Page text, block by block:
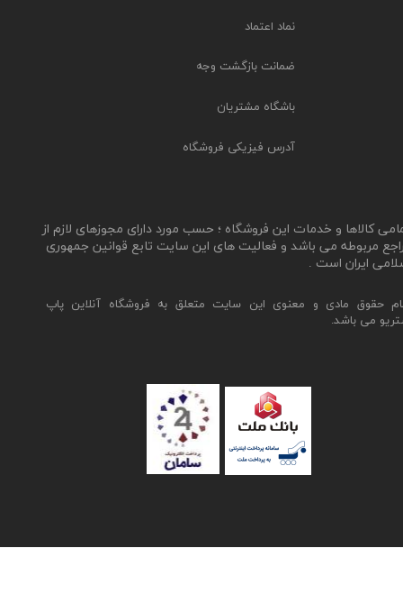
حقوق مادی و معنوی این سایت متعلق به فروشگاه آنلاین پاپ
می باشد.
نماد اعتماد
ضمانت بازگشت وجه
باشگاه مشتریان
آدرس فیزیکی فروشگاه
کالاها و خدمات این فروشگاه ؛ حسب مورد دارای مجوزهای لازم از
مربوطه می باشد و فعالیت های این سایت تابع قوانین جمهوری
ایران است .